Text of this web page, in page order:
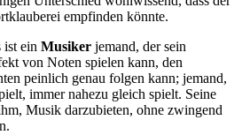
empfinden könnte.
ist ein Musiker jemand, der sein
von Noten spielen kann, den
peinlich genau folgen kann; jemand,
immer nahezu gleich spielt. Seine
Musik darzubieten, ohne zwingend